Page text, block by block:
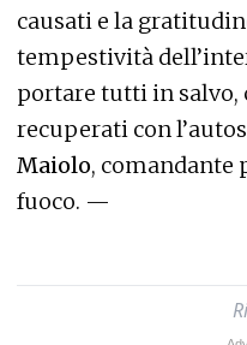
causati e la
tempestività
portare tutti in salvo,
recuperati con
Maiolo, comandante
fuoco. —